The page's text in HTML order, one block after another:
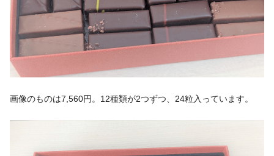
画像のものは7,560円。12種類が2つずつ、24粒入っています。